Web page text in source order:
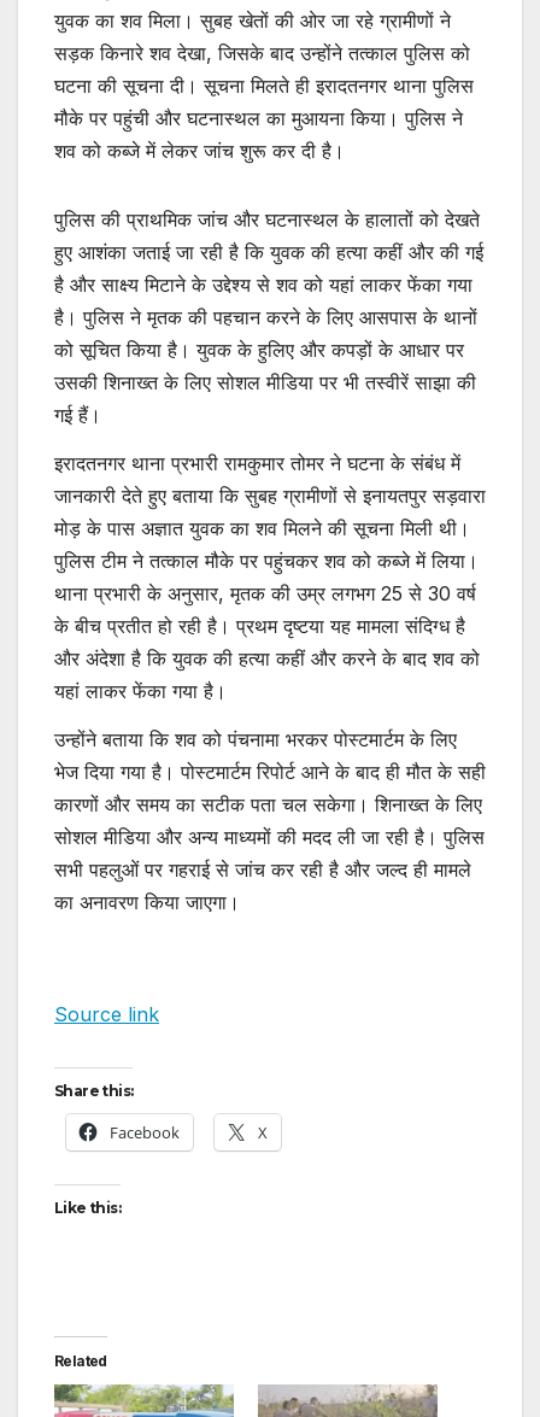
युवक का शव मिला। सुबह खेतों की ओर जा रहे ग्रामीणों ने
सड़क किनारे शव देखा, जिसके बाद उन्होंने तत्काल पुलिस को
घटना की सूचना दी। सूचना मिलते ही इरादतनगर थाना पुलिस
मौके पर पहुंची और घटनास्थल का मुआयना किया। पुलिस ने
शव को कब्जे में लेकर जांच शुरू कर दी है।
पुलिस की प्राथमिक जांच और घटनास्थल के हालातों को देखते
हुए आशंका जताई जा रही है कि युवक की हत्या कहीं और की गई
है और साक्ष्य मिटाने के उद्देश्य से शव को यहां लाकर फेंका गया
है। पुलिस ने मृतक की पहचान करने के लिए आसपास के थानों
को सूचित किया है। युवक के हुलिए और कपड़ों के आधार पर
उसकी शिनाख्त के लिए सोशल मीडिया पर भी तस्वीरें साझा की
गई हैं।
इरादतनगर थाना प्रभारी रामकुमार तोमर ने घटना के संबंध में
जानकारी देते हुए बताया कि सुबह ग्रामीणों से इनायतपुर सड़वारा
मोड़ के पास अज्ञात युवक का शव मिलने की सूचना मिली थी।
पुलिस टीम ने तत्काल मौके पर पहुंचकर शव को कब्जे में लिया।
थाना प्रभारी के अनुसार, मृतक की उम्र लगभग 25 से 30 वर्ष
के बीच प्रतीत हो रही है। प्रथम दृष्टया यह मामला संदिग्ध है
और अंदेशा है कि युवक की हत्या कहीं और करने के बाद शव को
यहां लाकर फेंका गया है।
उन्होंने बताया कि शव को पंचनामा भरकर पोस्टमार्टम के लिए
भेज दिया गया है। पोस्टमार्टम रिपोर्ट आने के बाद ही मौत के सही
कारणों और समय का सटीक पता चल सकेगा। शिनाख्त के लिए
सोशल मीडिया और अन्य माध्यमों की मदद ली जा रही है। पुलिस
सभी पहलुओं पर गहराई से जांच कर रही है और जल्द ही मामले
का अनावरण किया जाएगा।
Source link
Share this:
Facebook X
Like this:
Related